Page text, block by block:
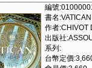
編號
書名
作者:CHIVOT
出版社
系列:
台幣定價